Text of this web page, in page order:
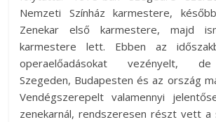
Nemzeti Színház karmestere,
Zenekar első karmestere, majd
karmestere lett. Ebben az
operaelőadásokat vezényelt,
Szegeden, Budapesten és az ország
Vendégszerepelt valamennyi
zenekarnál, rendszeresen részt vett a